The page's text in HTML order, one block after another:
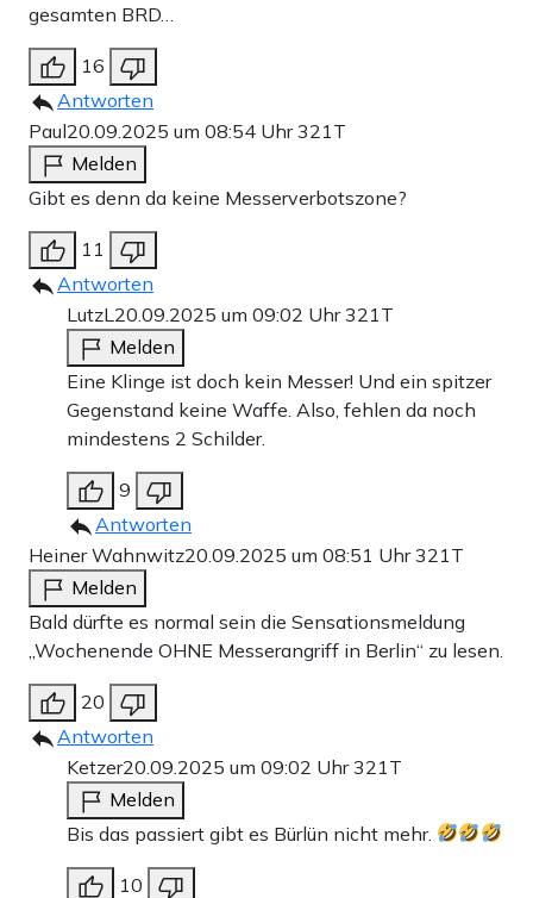
gesamten BRD…
16
Antworten
Paul20.09.2025 um 08:54 Uhr321T
Melden
Gibt es denn da keine Messerverbotszone?
11
Antworten
LutzL 20.09.2025 um 09:02 Uhr321T
Melden
Eine Klinge ist doch kein Messer! Und ein spitzer
Gegenstand keine Waffe. Also, fehlen da noch
mindestens 2 Schilder.
9
Antworten
Heiner Wahnwitz20.09.2025 um 08:51 Uhr321T
Melden
Bald dürfte es normal sein die Sensationsmeldung
„Wochenende OHNE Messerangriff in Berlin“ zu lesen.
20
Antworten
Ketzer20.09.2025 um 09:02 Uhr321T
Melden
Bis das passiert gibt es Bürlün nicht mehr.
10